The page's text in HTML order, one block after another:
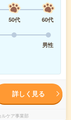
50代
60代
男性
詳しく見る
ケア事業部